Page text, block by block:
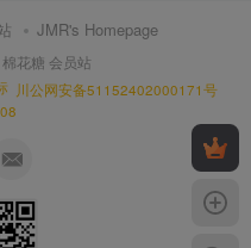
JMR's Homepage
棉花糖 会员站
川公网安备51152402000171号